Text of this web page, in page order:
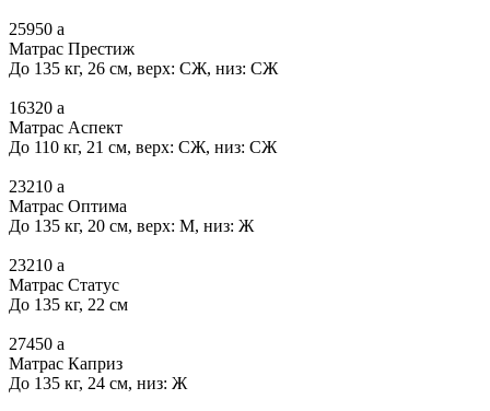
25950 a
Матрас Престиж
До 135 кг, 26 см, верх: СЖ, низ: СЖ
16320 a
Матрас Аспект
До 110 кг, 21 см, верх: СЖ, низ: СЖ
23210 a
Матрас Оптима
До 135 кг, 20 см, верх: М, низ: Ж
23210 a
Матрас Статус
До 135 кг, 22 см
27450 a
Матрас Каприз
До 135 кг, 24 см, низ: Ж